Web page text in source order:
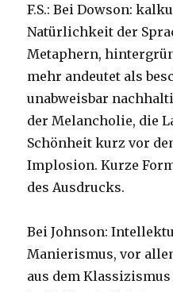
F.S.: Bei Dowson:
Natürlichkeit der
Metaphern,
mehr andeutet als
unabweisbar
der Melancholie, die
Schönheit kurz vor
Implosion. Kurze
des Ausdrucks.
Bei Johnson:
Manierismus, vor
aus dem